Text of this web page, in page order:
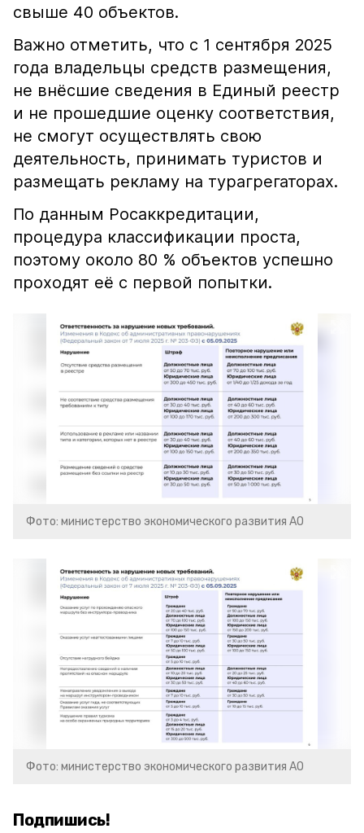
свыше 40 объектов.
Важно отметить, что с 1 сентября 2025
года владельцы средств размещения,
не внёсшие сведения в Единый реестр
и не прошедшие оценку соответствия,
не смогут осуществлять свою
деятельность, принимать туристов и
размещать рекламу на турагрегаторах.
По данным Росаккредитации,
процедура классификации проста,
поэтому около 80 % объектов успешно
проходят её с первой попытки.
Фото: министерство экономического развития АО
Фото: министерство экономического развития АО
Подпишись!